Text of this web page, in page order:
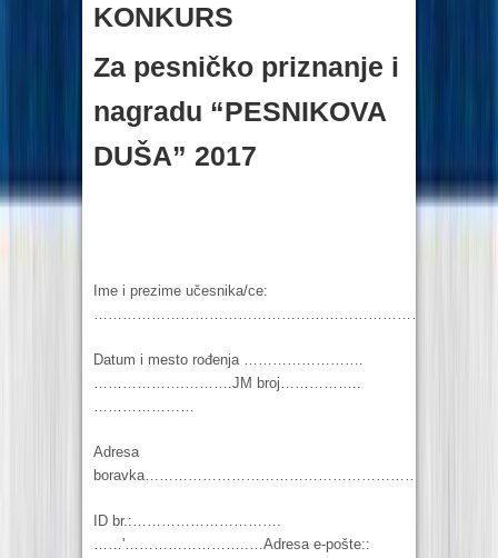
KONKURS
Za pesničko priznanje i
nagradu “PESNIKOVA
DUŠA” 2017
Ime i prezime učesnika/ce:
Datum i mesto rođenja …………………….
……………….……….JM broj……………..
…………………
Adresa
ID br.:………………………….
……'……………………..…Adresa e-pošte::